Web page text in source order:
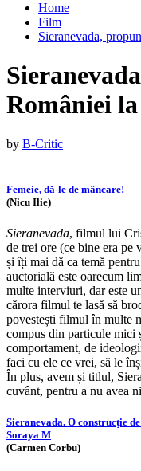
Home
Film
Sieranevada,
României
Published
12
septembrie
octombrie
2017
by B-Critic
Femeie, dă-le de mâncare!
(Nicu Ilie)
Sieranevada, filmul lui
de trei ore (ce bine era pe
și îți mai dă ca temă
auctorială este oarecum
multe interviuri, dar este
cărora filmul te lasă să
povestești filmul în multe
compus din particule mici
comportament, de
faci cu ele ce vrei, să le
În plus, avem și titlul,
cuvânt, pentru a nu avea
Sieranevada. O construcţie
Soraya M
(Carmen Corbu)